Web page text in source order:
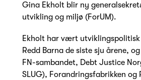
Gina Ekholt blir ny
utvikling og miljø (ForUM).
Ekholt har vært utviklingspolitisk
Redd Barna de siste sju årene,
FN-sambandet, Debt Justice
SLUG), Forandringsfabrikken og